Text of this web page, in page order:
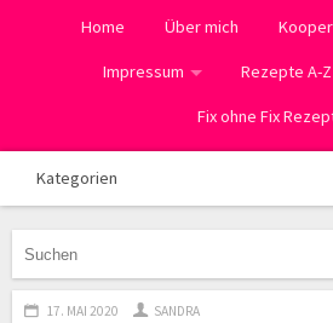
Home Über mich
Impressum Rezepte A-Z
Fix ohne Fix
Kategorien
17. MAI 2020 SANDRA